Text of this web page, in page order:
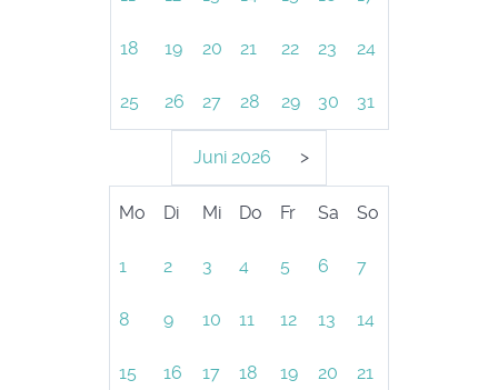
18 19 20 21 22 23 24
25 26 27 28 29 30 31
Juni 2026 >
Mo Di Mi Do Fr Sa So
1 2 3 4 5 6 7
8 9 10 11 12 13 14
15 16 17 18 19 20 21